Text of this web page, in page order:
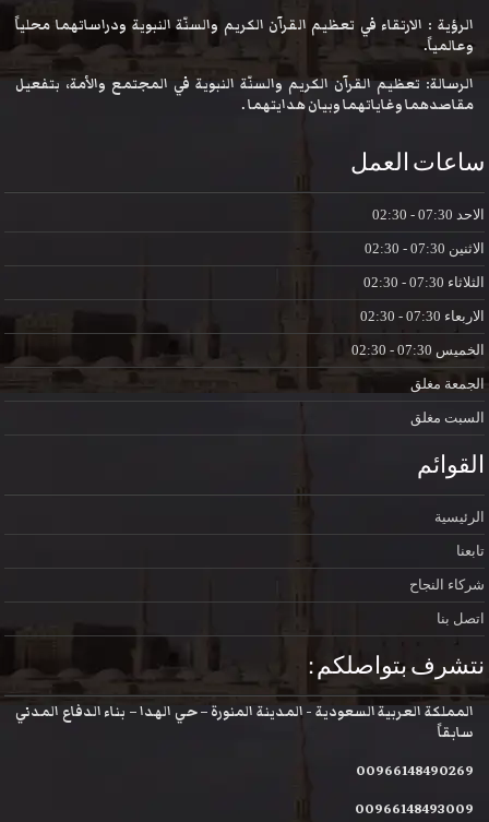
الرؤية : الارتقاء في تعظيم القرآن الكريم والسنّة النبوية ودراساتهما محلياً
وعالمياً.
الرسالة: تعظيم القرآن الكريم والسنّة النبوية في المجتمع والأمة، بتفعيل
مقاصدهما وغاياتهما وبيان هدايتهما .
ساعات العمل
الاحد
الاثنين
الثلاثاء
الاربعاء
الخميس
الجمعة مغلق
السبت مغلق
القوائم
الرئيسية
تابعنا
شركاء النجاح
اتصل بنا
نتشرف بتواصلكم :
المملكة العربية السعودية - المدينة المنورة – حي الهدا – بناء الدفاع المدني
سابقاً
00966148490269
00966148493009